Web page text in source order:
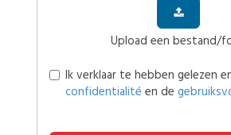
Upload een bestand/
Ik verklaar te hebben gelezen
confidentialité en de